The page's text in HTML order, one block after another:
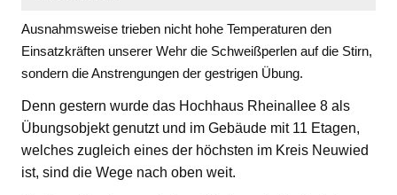
Ausnahmsweise trieben nicht hohe Temperaturen den
Einsatzkräften unserer Wehr die Schweißperlen auf die Stirn,
sondern die Anstrengungen der gestrigen Übung.
Denn gestern wurde das Hochhaus Rheinallee 8 als
Übungsobjekt genutzt und im Gebäude mit 11 Etagen,
welches zugleich eines der höchsten im Kreis Neuwied
ist, sind die Wege nach oben weit.